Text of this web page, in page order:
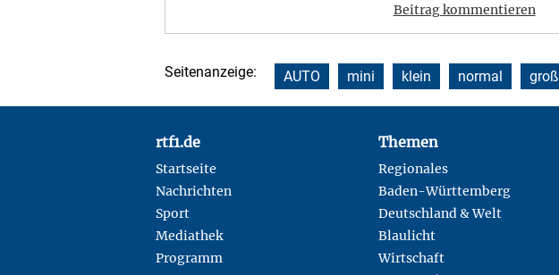
Beitrag kommentieren
Seitenanzeige: AUTO mini klein normal groß
rtf1.de
Startseite
Nachrichten
Sport
Mediathek
Programm
Themen
Regionales
Baden-Württemberg
Deutschland & Welt
Blaulicht
Wirtschaft